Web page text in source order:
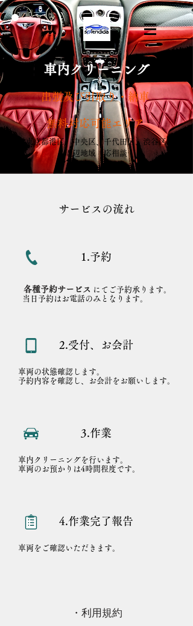
車内クリーニング
出張及び引取り・納車
無料対応可能エリア
東京都港区、中央区、千代田区、渋谷区
周辺地域 応相談
サービスの流れ
1.予約
各種予約サービス
にてご予約承ります。
​当日予約はお電話のみとなります。
2.受付、お会計
​車両の状態確認します。
予約内容を確認し、お会計をお願いします。
3.作業
​車内クリーニングを行います。
車両のお預かりは4時間程度です。
4.作業完了報告
車両をご確認いただきます。
・利用規約